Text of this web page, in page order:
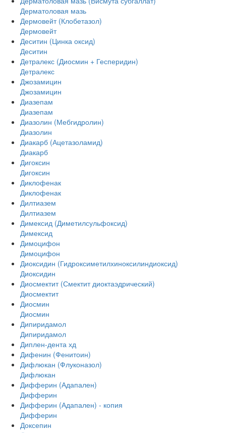
Дерматоловая мазь
Дермовейт (Клобетазол)
Дермовейт
Деситин (Цинка оксид)
Деситин
Детралекс (Диосмин + Гесперидин)
Детралекс
Джозамицин
Джозамицин
Диазепам
Диазепам
Диазолин (Мебгидролин)
Диазолин
Диакарб (Ацетазоламид)
Диакарб
Дигоксин
Дигоксин
Диклофенак
Диклофенак
Дилтиазем
Дилтиазем
Димексид (Диметилсульфоксид)
Димексид
Димоцифон
Димоцифон
Диоксидин (Гидроксиметилхиноксилиндиоксид)
Диоксидин
Диосмектит (Смектит диоктаэдрический)
Диосмектит
Диосмин
Диосмин
Дипиридамол
Дипиридамол
Диплен-дента хд
Дифенин (Фенитоин)
Дифлюкан (Флуконазол)
Дифлюкан
Дифферин (Адапален)
Дифферин
Дифферин (Адапален) - копия
Дифферин
Доксепин